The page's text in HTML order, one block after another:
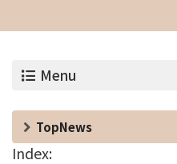
Menu
TopNews
Index: